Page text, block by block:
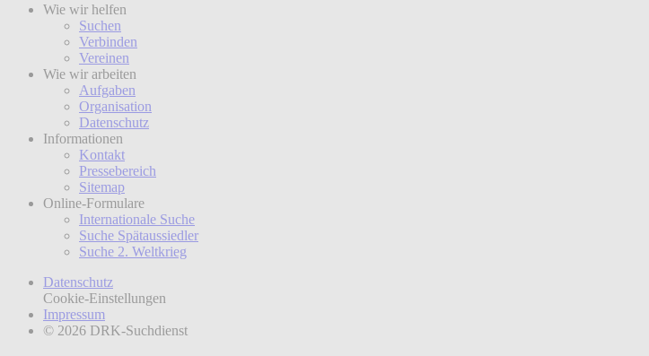
Wie wir helfen
Suchen
Verbinden
Vereinen
Wie wir arbeiten
Aufgaben
Organisation
Datenschutz
Informationen
Kontakt
Pressebereich
Sitemap
Online-Formulare
Internationale Suche
Suche Spätaussiedler
Suche 2. Weltkrieg
Datenschutz
Cookie-Einstellungen
Impressum
© 2026 DRK-Suchdienst